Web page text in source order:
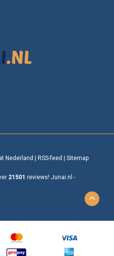
Nederland RSS-feed Sitemap
21501 reviews! Junai.nl -